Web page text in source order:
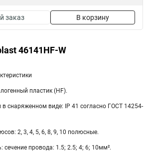
заказ В корзину
46141HF-W
пластик (HF).
в снаряженном виде: IP 41 согласно ГОСТ 14254-
2, 3, 4, 5, 6, 8, 9, 10 полюсные.
cечение провода: 1.5; 2.5; 4; 6; 10мм².